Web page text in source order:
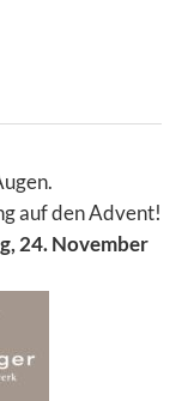
auf den Advent!
24. November